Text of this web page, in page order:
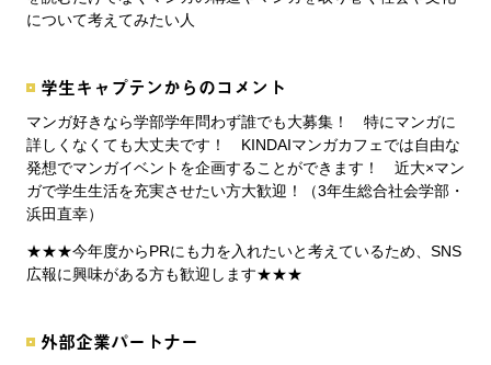
について考えてみたい人
学生キャプテンからのコメント
マンガ好きなら学部学年問わず誰でも大募集！ 特にマンガに
詳しくなくても大丈夫です！ KINDAIマンガカフェでは自由な
発想でマンガイベントを企画することができます！ 近大×マン
ガで学生生活を充実させたい方大歓迎！（3年生総合社会学部・
浜田直幸）
★★★今年度からPRにも力を入れたいと考えているため、SNS
広報に興味がある方も歓迎します★★★
外部企業パートナー